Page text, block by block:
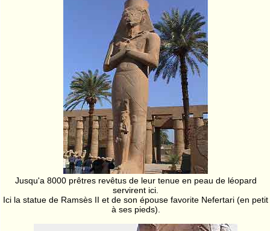
Jusqu'a 8000 prêtres revêtus de leur tenue en peau de léopard
servirent ici.
Ici la statue de Ramsès II et de son épouse favorite Nefertari (en petit
à ses pieds).